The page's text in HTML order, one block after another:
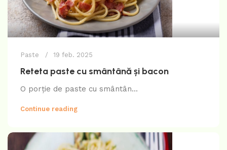
Paste 19 feb. 2025
Reteta paste cu smântână și bacon
O porție de paste cu smântân...
Continue reading